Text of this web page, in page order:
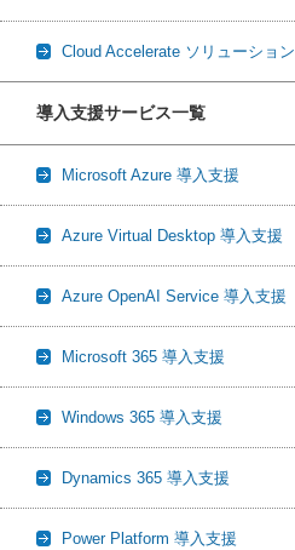
Cloud Accelerate ソリューション
導入支援サービス一覧
Microsoft Azure 導入支援
Azure Virtual Desktop 導入支援
Azure OpenAI Service 導入支援
Microsoft 365 導入支援
Windows 365 導入支援
Dynamics 365 導入支援
Power Platform 導入支援